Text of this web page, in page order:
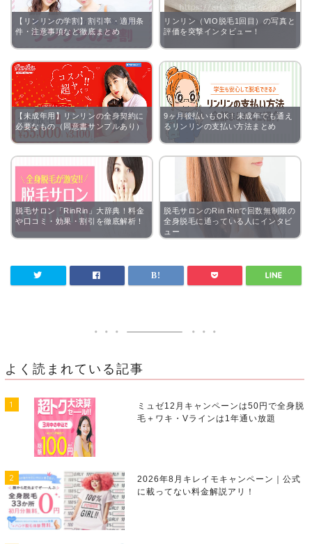
【リンリンの学割】割引率・適用条
件・注意事項など徹底まとめ
リンリン（VIO脱毛1回目）の写真と
評価を突撃インタビュー！
【未成年用】リンリンの全身契約に
必要なもの（同意書サンプルあり）
9ヶ月後払いもOK！未成年でも通え
るリンリンの支払い方法まとめ
脱毛サロン「RinRin」大辞典！料金
や口コミ・効果・割引を徹底解析！
脱毛サロンのRin Rinで回数無制限の
全身脱毛に通っている人にインタビ
ュー
よく読まれている記事
1
ミュゼ12月キャンペーンは50円で全身脱
毛＋ワキ・Vラインは1年通い放題
2
2026年8月キレイモキャンペーン｜公式
に載ってない料金解説アリ！